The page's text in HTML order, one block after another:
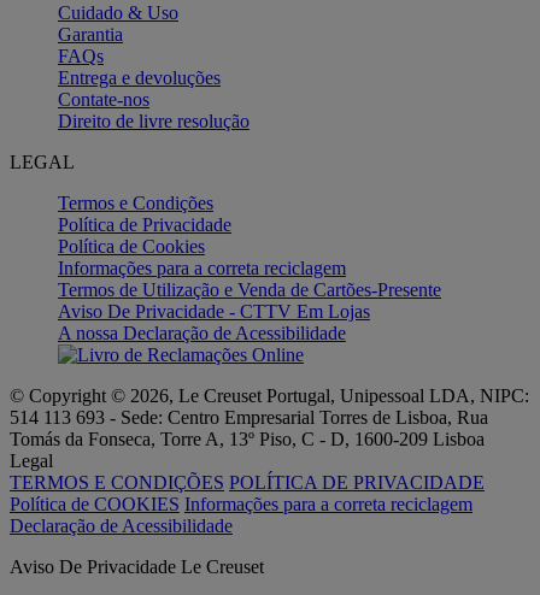
Cuidado & Uso
Garantia
FAQs
Entrega e devoluções
Contate-nos
Direito de livre resolução
LEGAL
Termos e Condições
Política de Privacidade
Política de Cookies
Informações para a correta reciclagem
Termos de Utilização e Venda de Cartões-Presente
Aviso De Privacidade - CTTV Em Lojas
A nossa Declaração de Acessibilidade
© Copyright © 2026, Le Creuset Portugal, Unipessoal LDA, NIPC:
514 113 693 - Sede: Centro Empresarial Torres de Lisboa, Rua
Tomás da Fonseca, Torre A, 13º Piso, C - D, 1600-209 Lisboa
Legal
TERMOS E CONDIÇÕES POLÍTICA DE PRIVACIDADE
Política de COOKIES Informações para a correta reciclagem
Declaração de Acessibilidade
Aviso De Privacidade Le Creuset